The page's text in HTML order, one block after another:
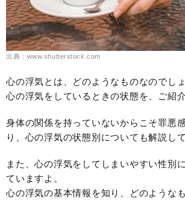
出典：www.shutterstock.com
心の浮気とは、どのようなものなのでしょ
心の浮気をしているときの状態を、ご紹介
身体の関係を持っていないからこそ罪悪
り、心の浮気の状態別についても解説して
また、心の浮気をしてしまいやすい性別
ていますよ。
心の浮気の基本情報を知り、どのような